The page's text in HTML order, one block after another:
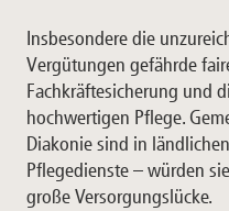
Insbesondere die
Vergütungen gefährde
Fachkräftesicherung und
hochwertigen Pflege.
Diakonie sind in
Pflegedienste – würden
große Versorgungslücke.